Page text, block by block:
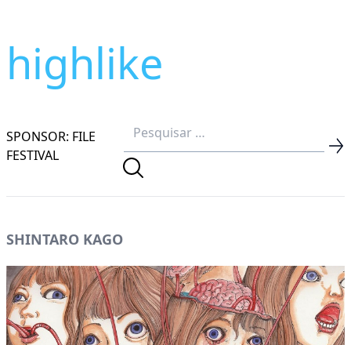
highlike
SPONSOR: FILE
FESTIVAL
SHINTARO KAGO